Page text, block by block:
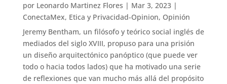
por Leonardo Martinez Flores | Mar 3, 2023|
ConectaMex, Etica y Privacidad-Opinion, Opinión
Jeremy Bentham, un filósofo y teórico social inglés de
mediados del siglo XVIII, propuso para una prisión
un diseño arquitectónico panóptico (que puede ver
todo o hacia todos lados) que ha motivado una serie
de reflexiones que van mucho más allá del propósito